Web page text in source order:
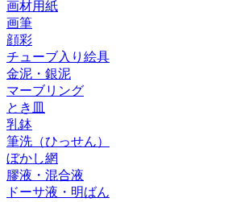
画材用紙
画筆
顔彩
チューブ入り絵具
金泥・銀泥
マーブリング
とき皿
乳鉢
筆洗（ひっせん）
ぼかし網
膠液・混合液
ドーサ液・明ばん